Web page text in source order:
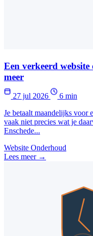
Een verkeerd
meer
27 jul 2026
6 min
Je betaalt maandelijks voor
vaak niet precies wat je
Enschede...
Website Onderhoud
Lees meer →